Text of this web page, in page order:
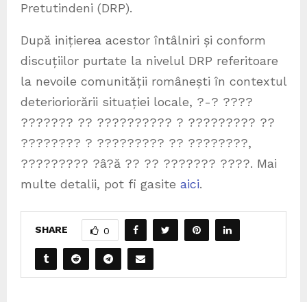
Pretutindeni (DRP).
După inițierea acestor întâlniri și conform
discuțiilor purtate la nivelul DRP referitoare
la nevoile comunității românești în contextul
deterioriorării situației locale, ?-? ????
??????? ?? ?????????? ? ????????? ??
???????? ? ????????? ?? ????????,
????????? ?â?ă ?? ?? ??????? ????. Mai
multe detalii, pot fi gasite aici.
SHARE 0